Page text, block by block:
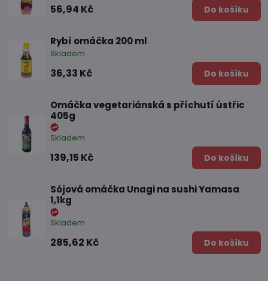
56,94 Kč Do košíku
Rybí omáčka 200 ml
Skladem
36,33 Kč Do košíku
Omáčka vegetariánská s příchutí ústřic
405g
Skladem
139,15 Kč Do košíku
Sójová omáčka Unagi na sushi Yamasa
1,1kg
Skladem
285,62 Kč Do košíku